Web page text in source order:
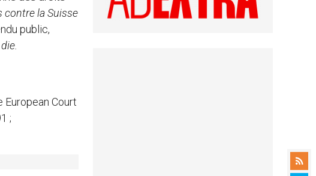
contre la Suisse
public,
Court
;